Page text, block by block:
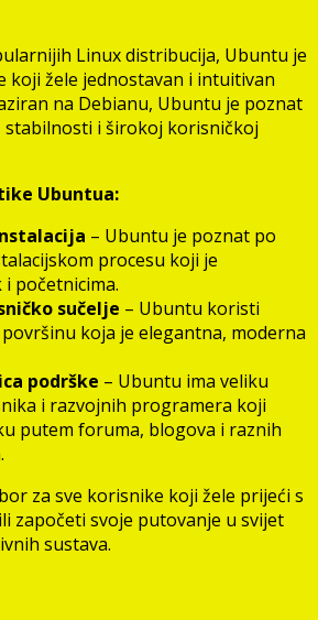
Linux distribucija, Ubuntu je
koji žele jednostavan i intuitivan
na Debianu, Ubuntu je poznat
i širokoj korisničkoj
Ubuntua:
– Ubuntu je poznat po
procesu koji je
početnicima.
sučelje – Ubuntu koristi
koja je elegantna, moderna
podrške – Ubuntu ima veliku
i razvojnih programera koji
putem foruma, blogova i raznih
za sve korisnike koji žele prijeći s
započeti svoje putovanje u svijet
sustava.